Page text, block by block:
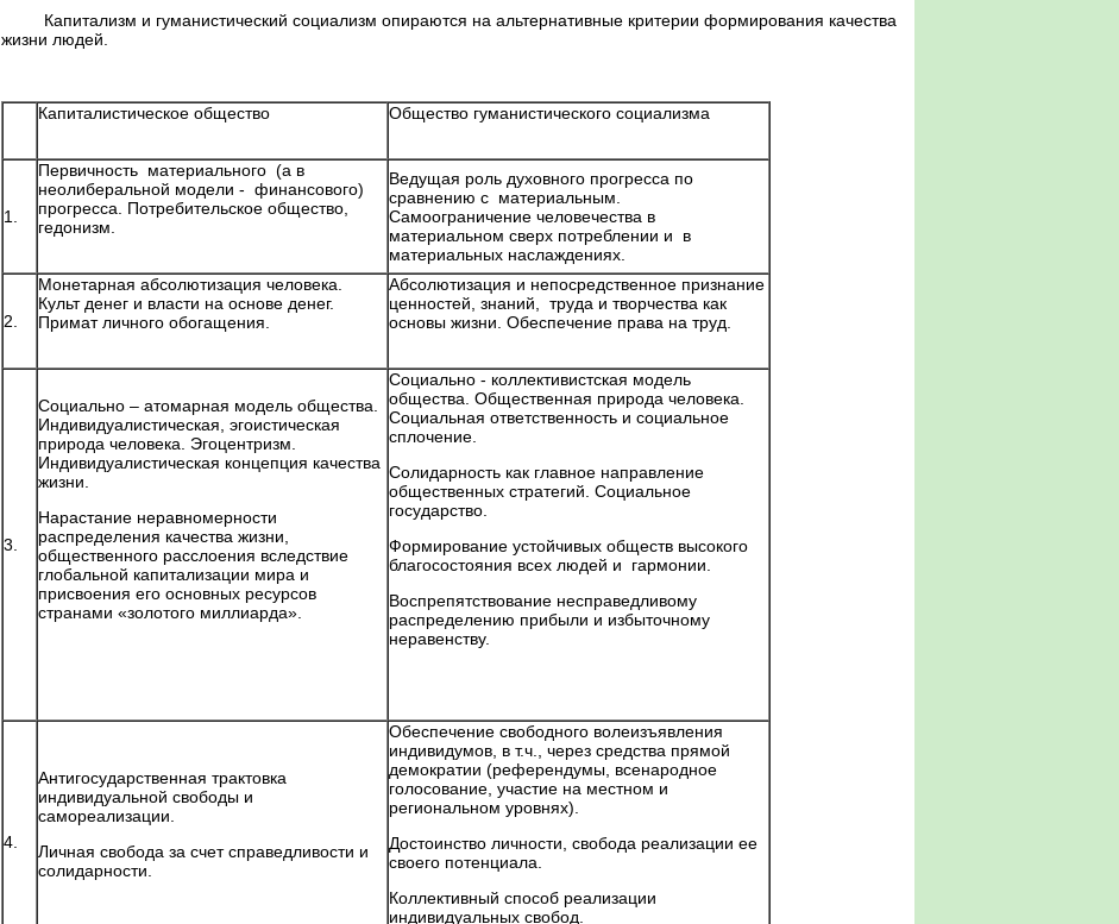
Капитализм и гуманистический социализм опираются на альтернативные критерии формирования качества
жизни людей.
Капиталистическое общество Общество гуманистического социализма
1.
Первичность материального (а в
неолиберальной модели - финансового)
прогресса. Потребительское общество,
гедонизм.
Ведущая роль духовного прогресса по
сравнению с материальным.
Самоограничение человечества в
материальном сверх потреблении и в
материальных наслаждениях.
2.
Монетарная абсолютизация человека.
Культ денег и власти на основе денег.
Примат личного обогащения.
Абсолютизация и непосредственное признание
ценностей, знаний, труда и творчества как
основы жизни. Обеспечение права на труд.
3.
Социально – атомарная модель общества.
Индивидуалистическая, эгоистическая
природа человека. Эгоцентризм.
Индивидуалистическая концепция качества
жизни.
Нарастание неравномерности
распределения качества жизни,
общественного расслоения вследствие
глобальной капитализации мира и
присвоения его основных ресурсов
странами «золотого миллиарда».
Социально - коллективистская модель
общества. Общественная природа человека.
Социальная ответственность и социальное
сплочение.
Солидарность как главное направление
общественных стратегий. Социальное
государство.
Формирование устойчивых обществ высокого
благосостояния всех людей и гармонии.
Воспрепятствование несправедливому
распределению прибыли и избыточному
неравенству.
4.
Антигосударственная трактовка
индивидуальной свободы и
самореализации.
Личная свобода за счет справедливости и
солидарности.
Обеспечение свободного волеизъявления
индивидумов, в т.ч., через средства прямой
демократии (референдумы, всенародное
голосование, участие на местном и
региональном уровнях).
Достоинство личности, свобода реализации ее
своего потенциала.
Коллективный способ реализации
индивидуальных свобод.